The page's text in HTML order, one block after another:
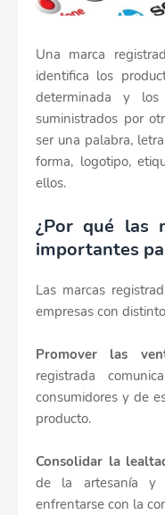
Una marca
identifica los
determinada y
suministrados por
ser una palabra,
forma, logotipo,
ellos.
¿Por qué las
importantes
Las marcas
empresas con
Promover las
registrada
consumidores y de
producto.
Consolidar la
de la artesanía y
enfrentarse con la